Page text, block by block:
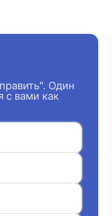
Один
с вами как